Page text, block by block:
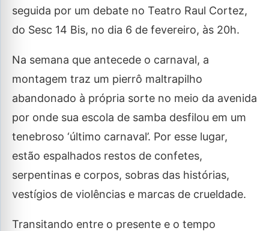
seguida por um debate no Teatro Raul Cortez,
do Sesc 14 Bis, no dia 6 de fevereiro, às 20h.
Na semana que antecede o carnaval, a
montagem traz um pierrô maltrapilho
abandonado à própria sorte no meio da avenida
por onde sua escola de samba desfilou em um
tenebroso ‘último carnaval’. Por esse lugar,
estão espalhados restos de confetes,
serpentinas e corpos, sobras das histórias,
vestígios de violências e marcas de crueldade.
Transitando entre o presente e o tempo